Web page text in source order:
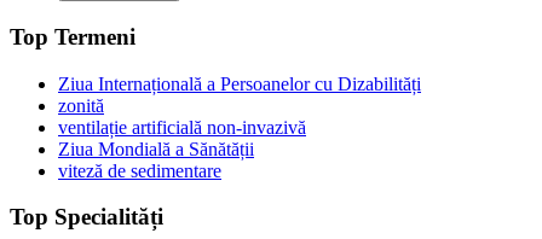
Top Termeni
Ziua Internațională a Persoanelor cu Dizabilități
zonită
ventilație artificială non-invazivă
Ziua Mondială a Sănătății
viteză de sedimentare
Top Specialități